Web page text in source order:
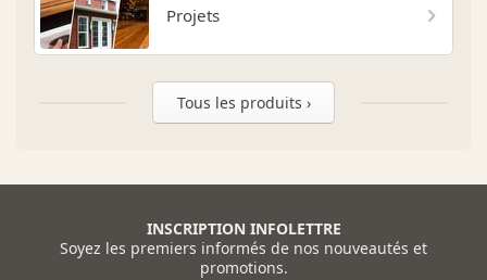
Projets
Tous les produits ›
INSCRIPTION INFOLETTRE
Soyez les premiers informés de nos nouveautés et
promotions.